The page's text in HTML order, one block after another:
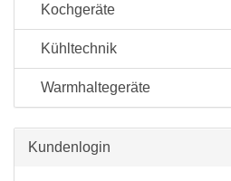
Kochgeräte
Kühltechnik
Warmhaltegeräte
Kundenlogin